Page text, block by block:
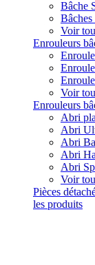
Bâche
Bâches
Voir
Enrouleurs
Voir
Enrouleurs
Abri
Abri
Abri
Abri
Abri
Voir
Pièces
les produits